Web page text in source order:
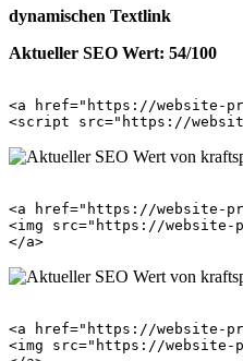
dynamischen Textlink
Aktueller SEO Wert: 54/100
<a href="https://website-
<a href="https://website-
<img src="https://website-
<a href="https://website-
<img src="https://website-